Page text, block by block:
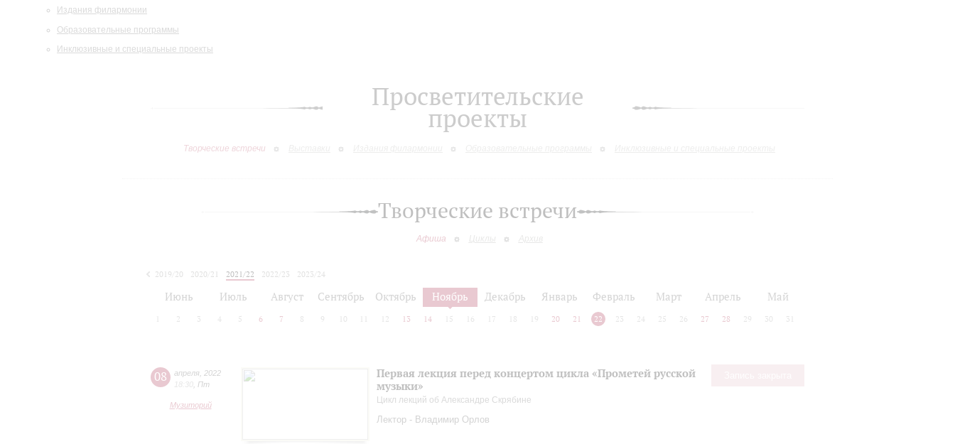
Издания филармонии
Образовательные программы
Инклюзивные и специальные проекты
Просветительские
проекты
Творческие встречи
Творческие встречи
Афиша Циклы Архив
2019/20 2020/21 2021/22 2022/23
2023/24
Июнь Июль Август Сентябрь Октябрь Ноябрь Декабрь Январь Февраль Март Апрель Май
2 3 4 5 6 7 8 9 10 12 13 14 15 16 17 18 19 20 21 22 23 24 25 26 27 28 29 30 31
08 апреля 2022
18:30 Пт
Музиторий
Первая лекция перед концертом цикла «Прометей русской
музыки»
Цикл лекций об Александре Скрябине
Лектор - Владимир Орлов